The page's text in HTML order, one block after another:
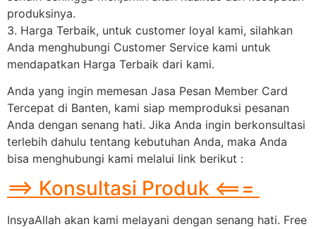
produksinya.
3. Harga Terbaik, untuk customer loyal kami, silahkan
Anda menghubungi Customer Service kami untuk
mendapatkan Harga Terbaik dari kami.
Anda yang ingin memesan Jasa Pesan Member Card
Tercepat di Banten, kami siap memproduksi pesanan
Anda dengan senang hati. Jika Anda ingin berkonsultasi
terlebih dahulu tentang kebutuhan Anda, maka Anda
bisa menghubungi kami melalui link berikut :
==> Konsultasi Produk <===
InsyaAllah akan kami melayani dengan senang hati. Free